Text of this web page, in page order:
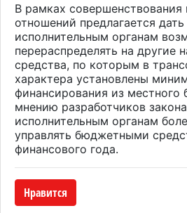
В рамках
отношений предлагается
исполнительным органам
перераспределять на другие
средства, по которым в
характера установлены
финансирования из
мнению разработчиков
исполнительным органам
управлять бюджетными
финансового года.
Нравится